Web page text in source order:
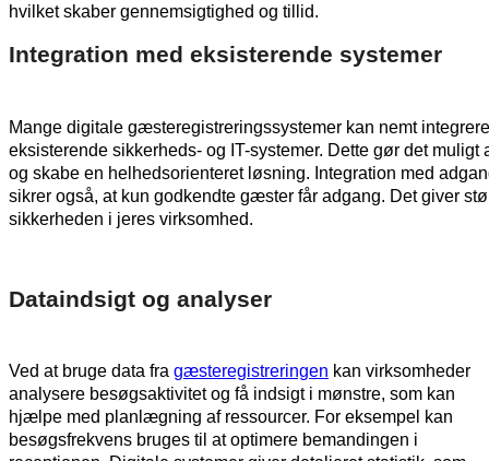
hvilket skaber gennemsigtighed og tillid.
Integration med eksisterende systemer
Mange digitale gæsteregistreringssystemer kan nemt
eksisterende sikkerheds- og IT-systemer. Dette gør det muligt
og skabe en helhedsorienteret løsning. Integration med
sikrer også, at kun godkendte gæster får adgang. Det giver
sikkerheden i jeres virksomhed.
Dataindsigt og analyser
Ved at bruge data fra gæsteregistreringen kan virksomheder
analysere besøgsaktivitet og få indsigt i mønstre, som kan
hjælpe med planlægning af ressourcer. For eksempel kan
besøgsfrekvens bruges til at optimere bemandingen i